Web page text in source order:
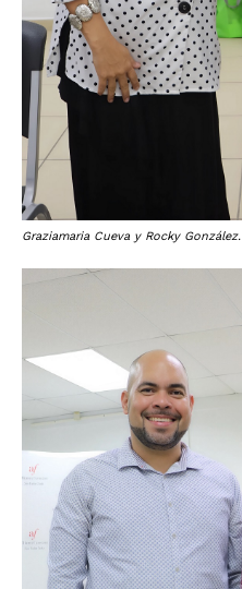
Graziamaria Cueva y Rocky González.